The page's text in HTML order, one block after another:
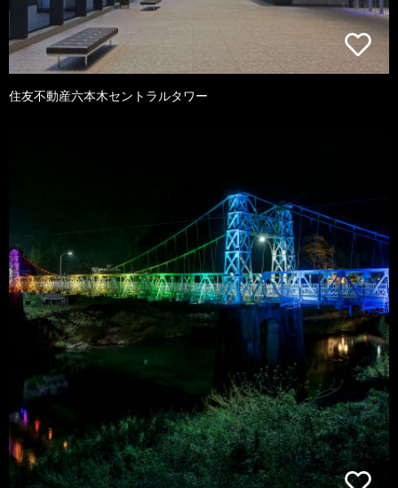
住友不動産六本木セントラルタワー